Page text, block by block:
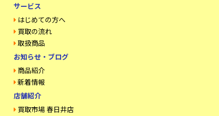
サービス
はじめての方へ
買取の流れ
取扱商品
お知らせ・ブログ
商品紹介
新着情報
店舗紹介
買取市場 春日井店